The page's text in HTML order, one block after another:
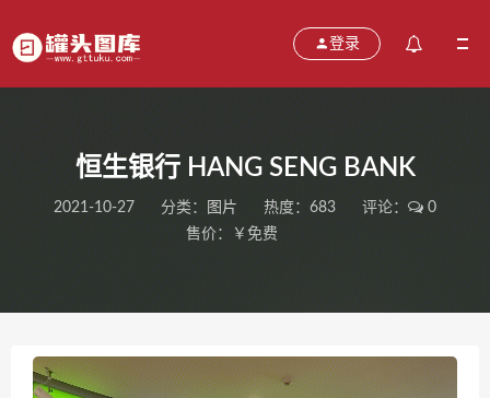
登录
恒生银行 HANG SENG BANK
2021-10-27 分类： 图片 热度：683 评论：
0
售价：￥免费